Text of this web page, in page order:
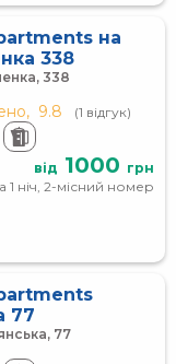
на
338
338
9.8 (1 відгук)
від 1000 грн
1 ніч, 2-місний номер
77
77